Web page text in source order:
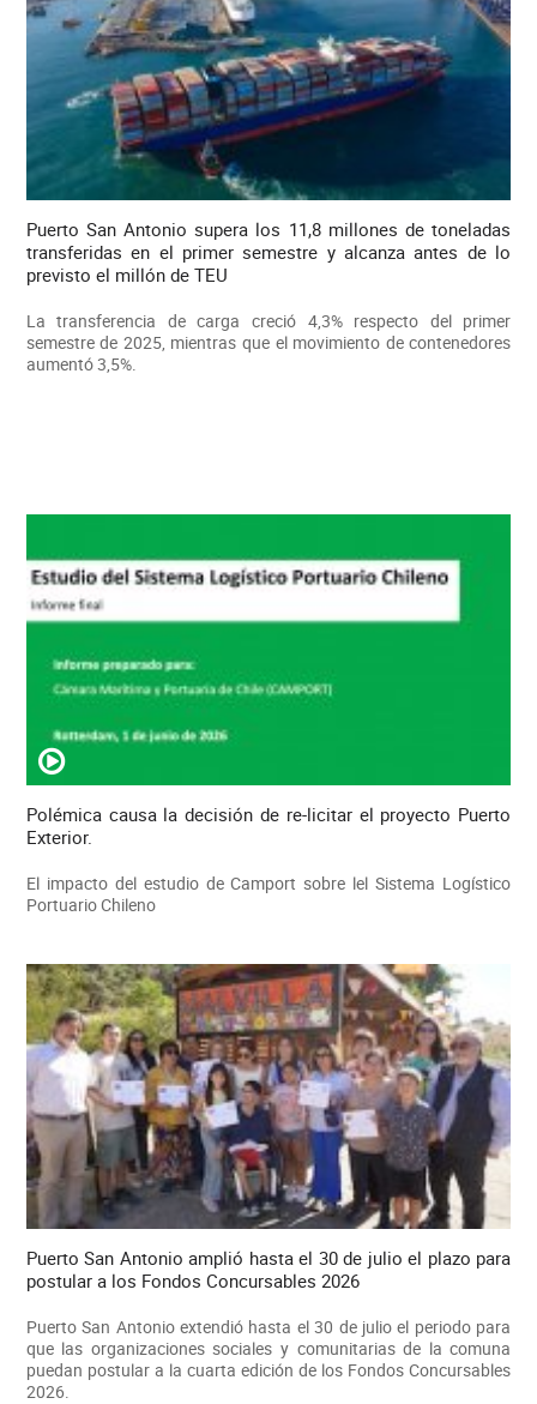
Puerto San Antonio supera los 11,8 millones de toneladas
transferidas en el primer semestre y alcanza antes de lo
previsto el millón de TEU
La transferencia de carga creció 4,3% respecto del primer
semestre de 2025, mientras que el movimiento de contenedores
aumentó 3,5%.
Polémica causa la decisión de re-licitar el proyecto Puerto
Exterior.
El impacto del estudio de Camport sobre lel Sistema Logístico
Portuario Chileno
Puerto San Antonio amplió hasta el 30 de julio el plazo para
postular a los Fondos Concursables 2026
Puerto San Antonio extendió hasta el 30 de julio el periodo para
que las organizaciones sociales y comunitarias de la comuna
puedan postular a la cuarta edición de los Fondos Concursables
2026.